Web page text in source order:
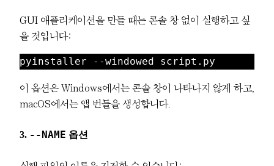
GUI 애플리케이션을 만들 때는 콘솔 창 없이 실행하고 싶
을 것입니다:
pyinstaller --windowed script.py
이 옵션은 Windows에서는 콘솔 창이 나타나지 않게 하고,
macOS에서는 앱 번들을 생성합니다.
3. --NAME 옵션